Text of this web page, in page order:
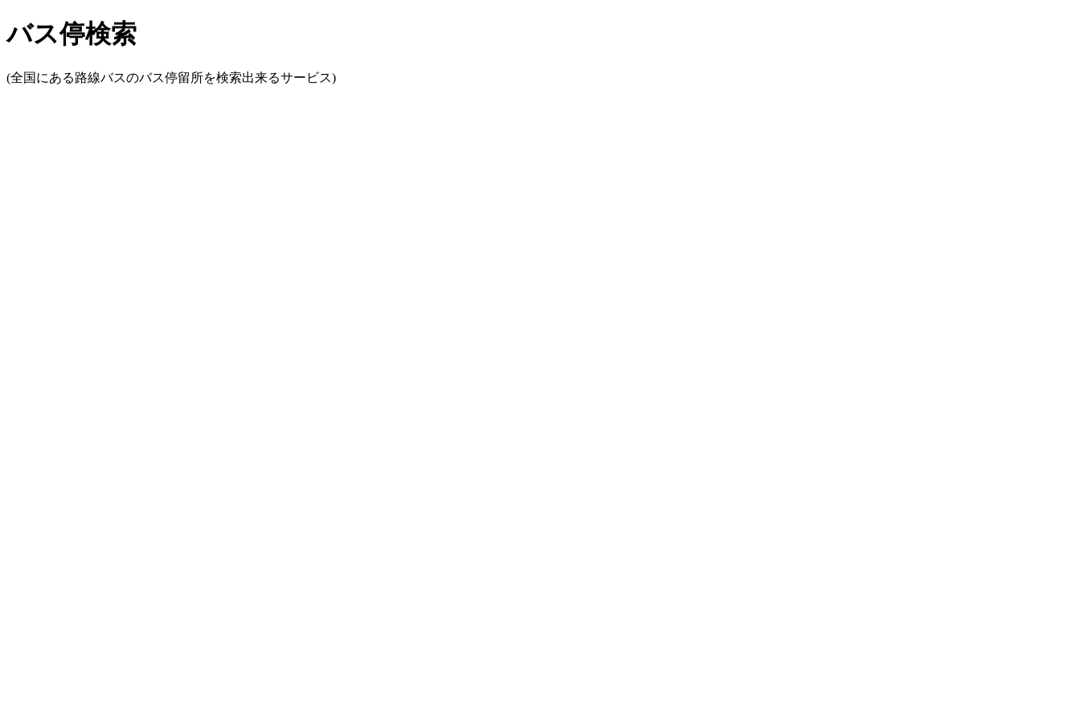
バス停検索
(全国にある路線バスのバス停留所を検索出来るサービス)